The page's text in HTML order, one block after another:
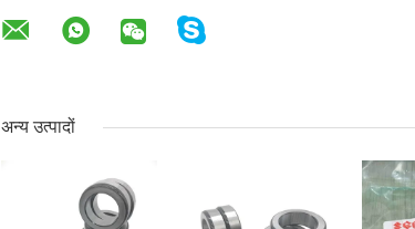
अन्य उत्पादों